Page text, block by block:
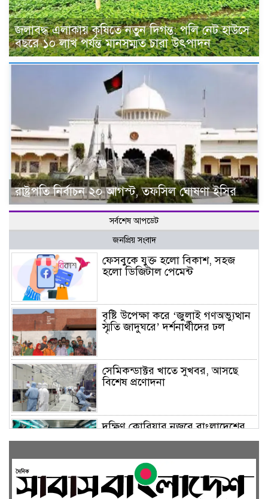
জলাবদ্ধ এলাকায় কৃষিতে নতুন দিগন্ত: পলি নেট হাউসে
বছরে ১০ লাখ পর্যন্ত মানসম্মত চারা উৎপাদন
রাষ্ট্রপতি নির্বাচন ২০ আগস্ট, তফসিল ঘোষণা ইসির
সর্বশেষ আপডেট
জনপ্রিয় সংবাদ
ফেসবুকে যুক্ত হলো বিকাশ, সহজ
হলো ডিজিটাল পেমেন্ট
বৃষ্টি উপেক্ষা করে ‘জুলাই গণঅভ্যুত্থান
স্মৃতি জাদুঘরে’ দর্শনার্থীদের ঢল
সেমিকন্ডাক্টর খাতে সুখবর, আসছে
বিশেষ প্রণোদনা
দক্ষিণ কোরিয়ার নজরে বাংলাদেশের
পোশাক শিল্প, বড় বিনিয়োগ সম্ভাবনা
জলাবদ্ধ এলাকায় কৃষিতে নতুন দিগন্ত:
পলি নেট হাউসে বছরে ১০ লাখ পর্যন্ত